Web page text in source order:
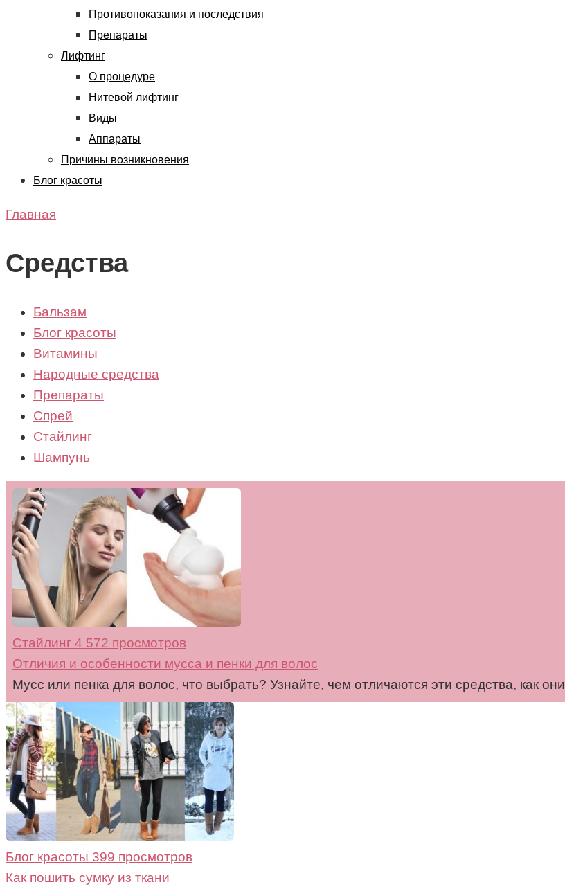
Противопоказания и последствия
Препараты
Лифтинг
О процедуре
Нитевой лифтинг
Виды
Аппараты
Причины возникновения
Блог красоты
Главная
Средства
Бальзам
Блог красоты
Витамины
Народные средства
Препараты
Спрей
Стайлинг
Шампунь
Стайлинг 4 572 просмотров
Отличия и особенности мусса и пенки для волос
Мусс или пенка для волос, что выбрать? Узнайте, чем отличаются эти средства, как они
Блог красоты 399 просмотров
Как пошить сумку из ткани